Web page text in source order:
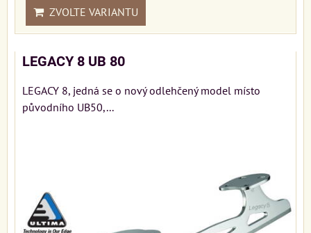
ZVOLTE VARIANTU
LEGACY 8 UB 80
LEGACY 8, jedná se o nový odlehčený model místo
původního UB50,...